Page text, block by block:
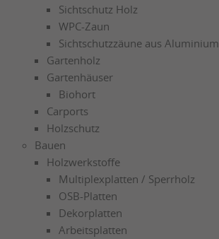
Sichtschutz Holz
WPC-Zaun
Sichtschutzzäune aus Aluminium
Gartenholz
Gartenhäuser
Biohort
Carports
Holzschutz
Bauen
Holzwerkstoffe
Multiplexplatten / Sperrholz
OSB-Platten
Dekorplatten
Arbeitsplatten